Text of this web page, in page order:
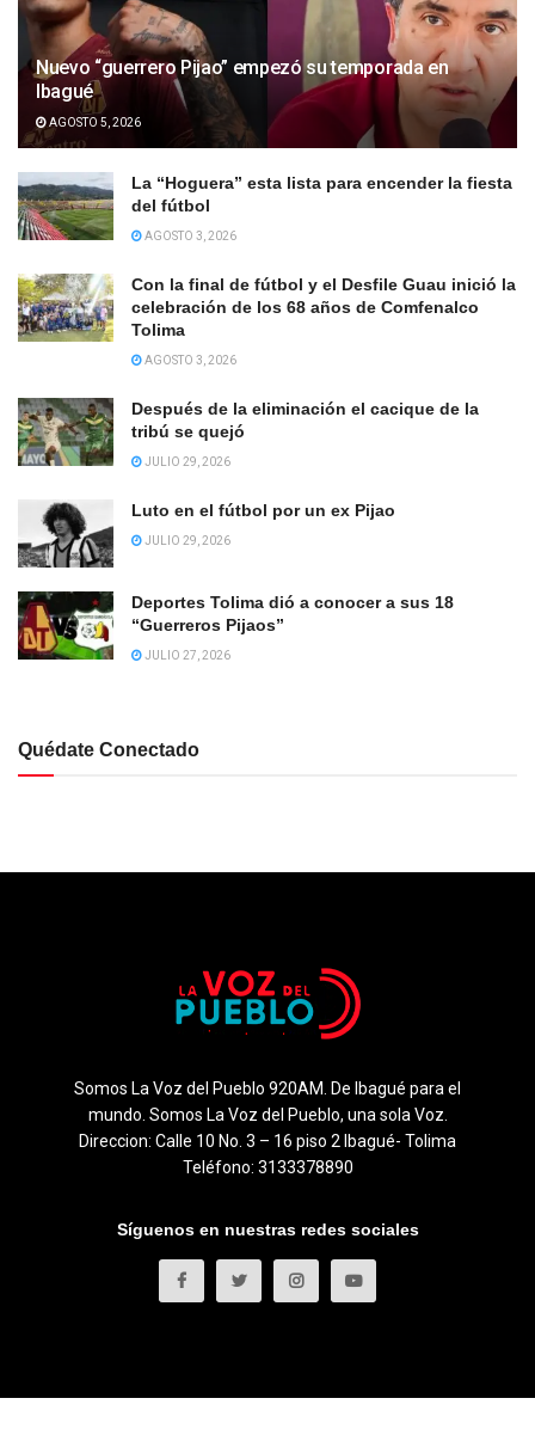
Nuevo “guerrero Pijao” empezó su temporada en
Ibagué
AGOSTO 5, 2026
La “Hoguera” esta lista para encender la fiesta
del fútbol
AGOSTO 3, 2026
Con la final de fútbol y el Desfile Guau inició la
celebración de los 68 años de Comfenalco
Tolima
AGOSTO 3, 2026
Después de la eliminación el cacique de la
tribú se quejó
JULIO 29, 2026
Luto en el fútbol por un ex Pijao
JULIO 29, 2026
Deportes Tolima dió a conocer a sus 18
“Guerreros Pijaos”
JULIO 27, 2026
Quédate Conectado
Somos La Voz del Pueblo 920AM. De Ibagué para el
mundo. Somos La Voz del Pueblo, una sola Voz.
Direccion: Calle 10 No. 3 – 16 piso 2 Ibagué- Tolima
Teléfono: 3133378890
Síguenos en nuestras redes sociales